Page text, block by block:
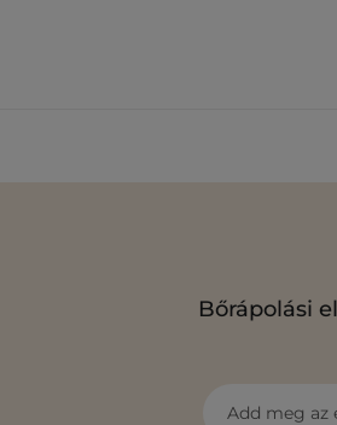
Bőrápolási
Add meg az